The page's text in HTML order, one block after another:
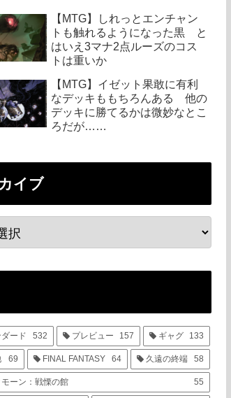
【MTG】しれっとエンチャン
トも触れるようになった黒 と
はいえ3マナ2点ルーズのコス
トは重いか
【MTG】イゼット果敢に有利
なデッキももちろんある 他の
デッキに勝てるかは微妙なとこ
ろだが……
イブ
ード 532 プレビュー 157 ギャグ 133
69 FINAL FANTASY 64 久遠の終端 58
モーン：戦慄の館 55